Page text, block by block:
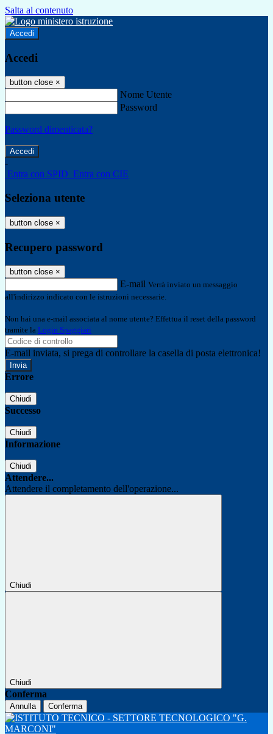
Salta al contenuto
Accedi
Accedi
button close ×
Nome Utente
Password
Password dimenticata?
-
Entra con SPID Entra con CIE
Seleziona utente
button close ×
Recupero password
button close ×
E-mail Verrà inviato un messaggio
all'indirizzo indicato con le istruzioni necessarie.
Non hai una e-mail associata al nome utente? Effettua il reset della password
tramite la Login Spaggiari
E-mail inviata, si prega di controllare la casella di posta elettronica!
Errore
Chiudi
Successo
Chiudi
Informazione
Chiudi
Attendere...
Attendere il completamento dell'operazione...
Chiudi
Chiudi
Conferma
Annulla Conferma